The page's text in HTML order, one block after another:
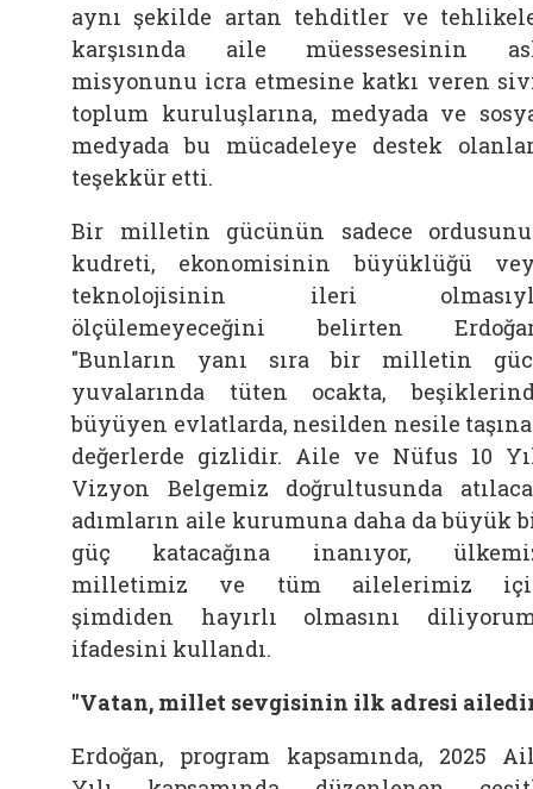
aynı şekilde artan tehditler ve
karşısında aile müessesesinin
misyonunu icra etmesine katkı veren
toplum kuruluşlarına, medyada ve
medyada bu mücadeleye destek
teşekkür etti.
Bir milletin gücünün sadece
kudreti, ekonomisinin büyüklüğü
teknolojisinin ileri
ölçülemeyeceğini belirten
"Bunların yanı sıra bir milletin
yuvalarında tüten ocakta,
büyüyen evlatlarda, nesilden nesile
değerlerde gizlidir. Aile ve Nüfus 10
Vizyon Belgemiz doğrultusunda
adımların aile kurumuna daha da büyük
güç katacağına inanıyor,
milletimiz ve tüm ailelerimiz
şimdiden hayırlı olmasını
ifadesini kullandı.
"Vatan, millet sevgisinin ilk adresi
Erdoğan, program kapsamında, 2025